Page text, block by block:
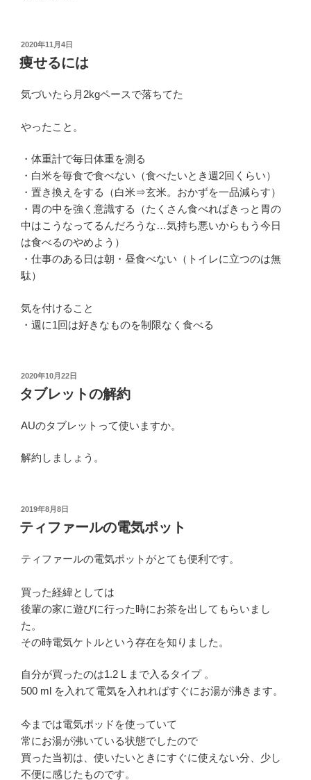
投
稿
日:
2020年11月4日
痩せるには
気づいたら月2kgペースで落ちてた
やったこと。
・体重計で毎日体重を測る
・白米を毎食で食べない（食べたいとき週2回くらい）
・置き換えをする（白米⇒玄米。おかずを一品減らす）
・胃の中を強く意識する（たくさん食べればきっと胃の
中はこうなってるんだろうな…気持ち悪いからもう今日
は食べるのやめよう）
・仕事のある日は朝・昼食べない（トイレに立つのは無
駄）
気を付けること
・週に1回は好きなものを制限なく食べる
投
稿
日:
2020年10月22日
タブレットの解約
AUのタブレットって使いますか。
解約しましょう。
投
稿
日:
2019年8月8日
ティファールの電気ポット
ティファールの電気ポットがとても便利です。
買った経緯としては
後輩の家に遊びに行った時にお茶を出してもらいまし
た。
その時電気ケトルという存在を知りました。
自分が買ったのは1.2 L まで入るタイプ 。
500 ml を入れて電気を入れればすぐにお湯が沸きます。
今までは電気ポッドを使っていて
常にお湯が沸いている状態でしたので
買った当初は、使いたいときにすぐに使えない分、少し
不便に感じたものです。